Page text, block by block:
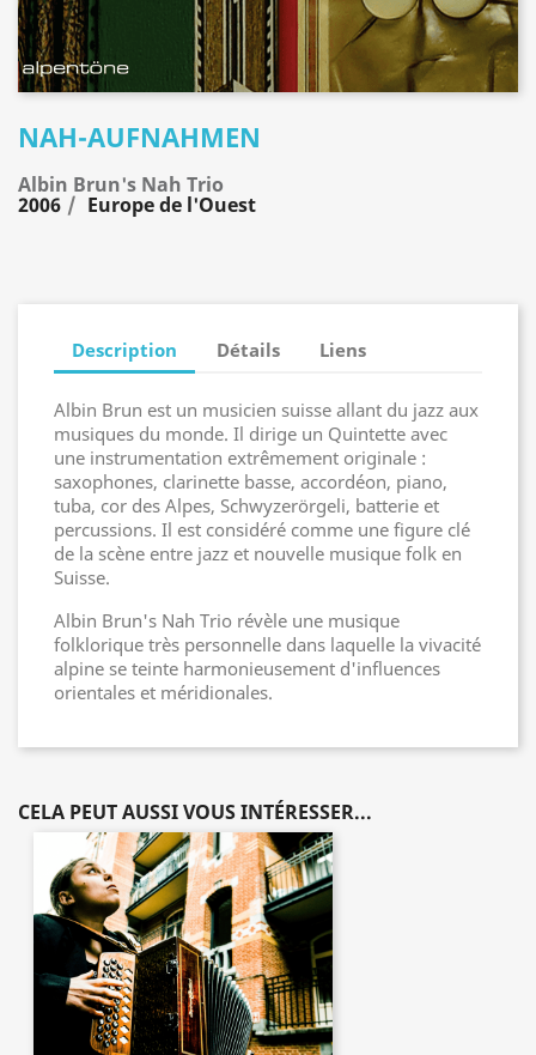
NAH-AUFNAHMEN
Albin Brun's Nah Trio
2006 Europe de l'Ouest
Description Détails Liens
Albin Brun est un musicien suisse allant du jazz aux
musiques du monde. Il dirige un Quintette avec
une instrumentation extrêmement originale :
saxophones, clarinette basse, accordéon, piano,
tuba, cor des Alpes, Schwyzerörgeli, batterie et
percussions. Il est considéré comme une figure clé
de la scène entre jazz et nouvelle musique folk en
Suisse.
Albin Brun's Nah Trio révèle une musique
folklorique très personnelle dans laquelle la vivacité
alpine se teinte harmonieusement d'influences
orientales et méridionales.
CELA PEUT AUSSI VOUS INTÉRESSER...